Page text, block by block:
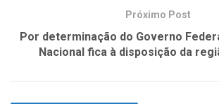
Próximo Post
Por determinação do Governo
Nacional fica à disposição da